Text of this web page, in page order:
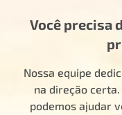
Você precisa
Nossa equipe
na direção
podemos ajudar